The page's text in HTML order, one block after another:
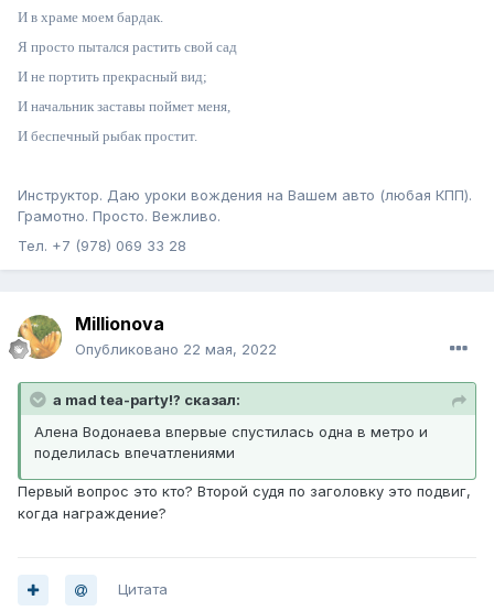
И в храме моем бардак.
Я просто пытался растить свой сад
И не портить прекрасный вид;
И начальник заставы поймет меня,
И беспечный рыбак простит.
Инструктор. Даю уроки вождения на Вашем авто (любая КПП).
Грамотно. Просто. Вежливо.
Тел. +7 (978) 069 33 28
Millionova
Опубликовано 22 мая, 2022
a mad tea-party!? сказал:
Алена Водонаева впервые спустилась одна в метро и
поделилась впечатлениями
Первый вопрос это кто? Второй судя по заголовку это подвиг,
когда награждение?
Цитата